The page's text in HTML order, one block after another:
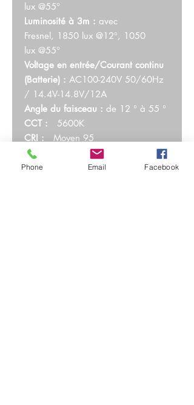
lux @55°
Luminosité à 3m : avec
Fresnel, 1850 lux @12°, 1050
lux @55°
Voltage en entrée/Courant continu
(Batterie) : AC100-240V 50/60Hz
/ 14.4V-14.8V/12A
Angle du faisceau : de 12 ° à 55 °
CCT : 5600K
CRI : Moyen 95
TLCI :
Moyen 94
Attenuation :
0-100%
Phone Email Facebook